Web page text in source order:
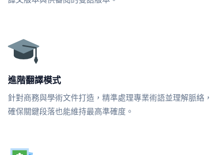
進階翻譯模式
針對商務與學術文件打造，精準處理專業術語並理解脈絡，
確保關鍵段落也能維持最高準確度。